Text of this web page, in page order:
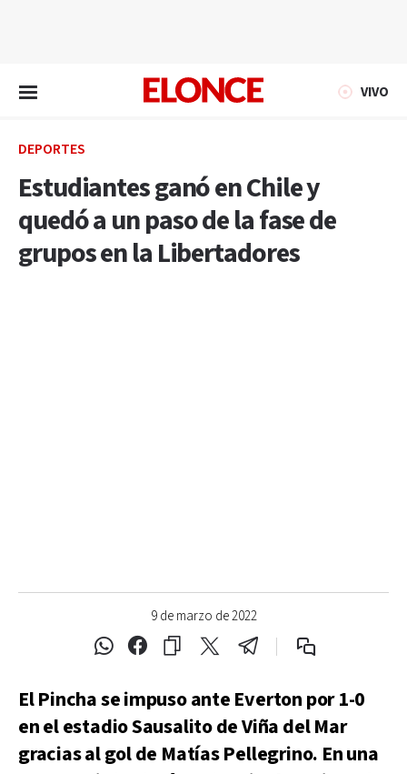
VIVO
DEPORTES
Estudiantes ganó en Chile y
quedó a un paso de la fase de
grupos en la Libertadores
9 de marzo de 2022
El Pincha se impuso ante Everton por 1-0
en el estadio Sausalito de Viña del Mar
gracias al gol de Matías Pellegrino. En una